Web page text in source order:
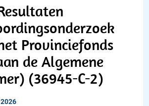
Provinciefonds
de Algemene
(36945-C-2)
2026